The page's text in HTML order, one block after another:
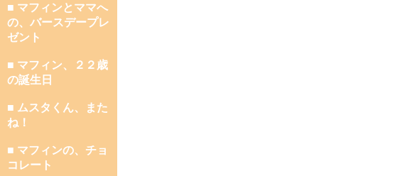
■ マフィンとママへ
の、バースデープレ
ゼント
■ マフィン、２２歳
の誕生日
■ ムスタくん、また
ね！
■ マフィンの、チョ
コレート